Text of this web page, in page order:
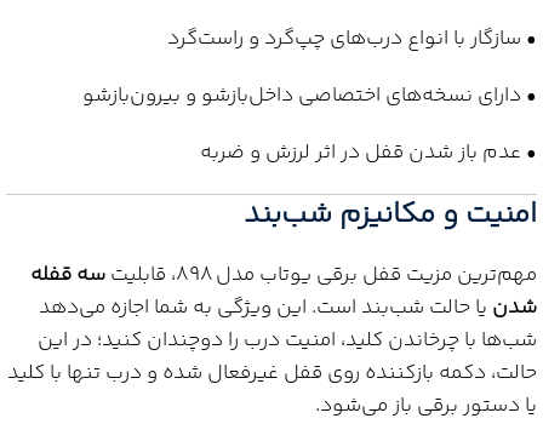
• سازگار با انواع درب‌های چپ‌گرد و راست‌گرد
• دارای نسخه‌های اختصاصی داخل‌بازشو و بیرون‌بازشو
• عدم باز شدن قفل در اثر لرزش و ضربه
امنیت و مکانیزم شب‌بند
مهم‌ترین مزیت قفل برقی یوتاب مدل 898، قابلیت
سه قفله
شدن یا حالت شب‌بند است. این ویژگی به شما اجازه می‌دهد
شب‌ها با چرخاندن کلید، امنیت درب را دوچندان کنید؛ در این
حالت، دکمه بازکننده روی قفل غیرفعال شده و درب تنها با کلید
یا دستور برقی باز می‌شود.